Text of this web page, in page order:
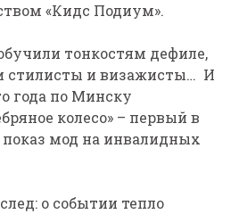
«Кидс Подиум».
тонкостям дефиле,
стилисты и визажисты… И
года по Минску
колесо» – первый в
мод на инвалидных
о событии тепло